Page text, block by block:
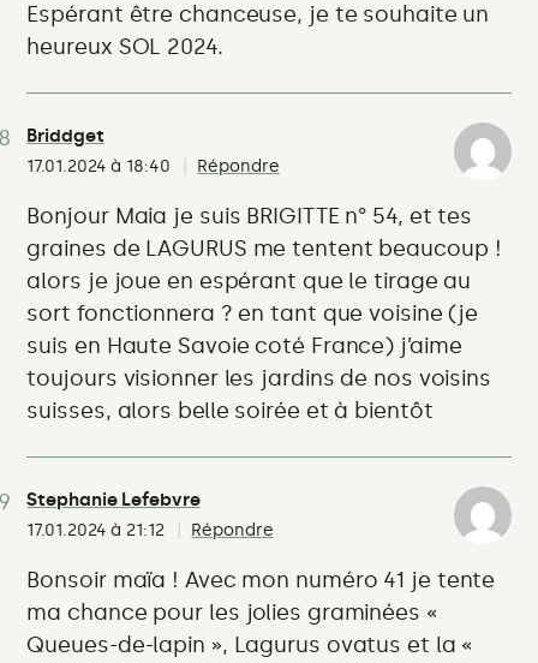
Espérant être chanceuse, je te souhaite un
heureux SOL 2024.
Briddget
17.01.2024 à 18:40 Répondre
Bonjour Maia je suis BRIGITTE n° 54, et tes
graines de LAGURUS me tentent beaucoup !
alors je joue en espérant que le tirage au
sort fonctionnera ? en tant que voisine (je
suis en Haute Savoie coté France) j’aime
toujours visionner les jardins de nos voisins
suisses, alors belle soirée et à bientôt
Stephanie Lefebvre
17.01.2024 à 21:12 Répondre
Bonsoir maïa ! Avec mon numéro 41 je tente
ma chance pour les jolies graminées «
Queues-de-lapin », Lagurus ovatus et la «